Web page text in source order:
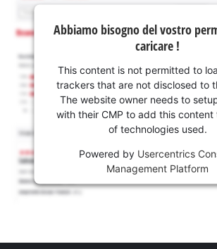
Abbiamo bisogno del vostro
caricare !
This content is not permitted to
trackers that are not disclosed to
The website owner needs to
with their CMP to add this content
of technologies used.
Powered by Usercentrics
Management Platform